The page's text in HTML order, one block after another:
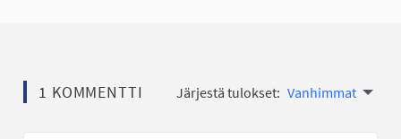
1 KOMMENTTI Järjestä tulokset: Vanhimmat